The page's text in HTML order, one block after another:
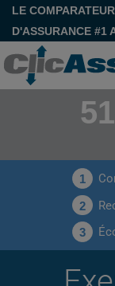
LE COMPARATEUR
D'ASSURANCE #1
1
2
3